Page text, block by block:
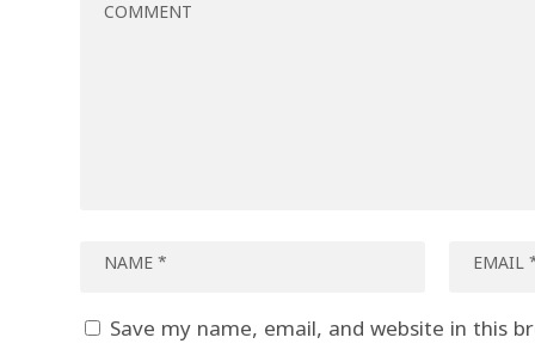
Save my name, email, and website in this